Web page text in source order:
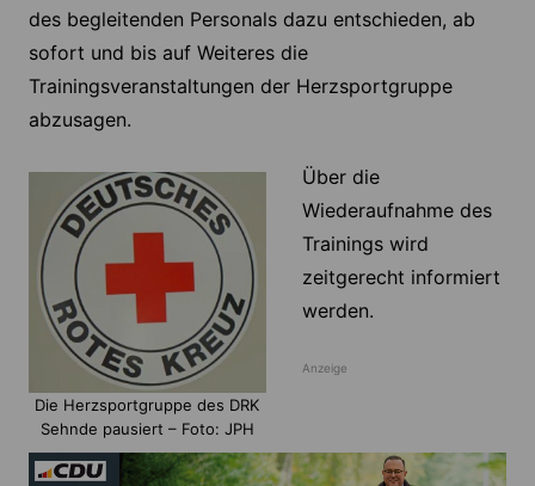
des begleitenden Personals dazu entschieden, ab
sofort und bis auf Weiteres die
Trainingsveranstaltungen der Herzsportgruppe
abzusagen.
Die Herzsportgruppe des DRK
Sehnde pausiert – Foto: JPH
Über die
Wiederaufnahme des
Trainings wird
zeitgerecht informiert
werden.
Anzeige